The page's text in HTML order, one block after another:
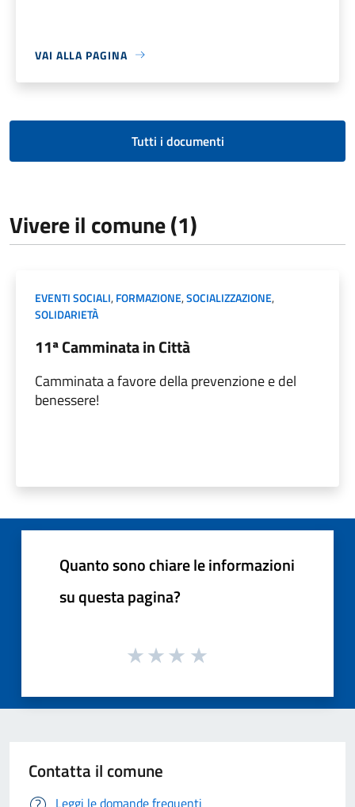
VAI ALLA PAGINA
Tutti i documenti
Vivere il comune (1)
EVENTI SOCIALI,FORMAZIONE,SOCIALIZZAZIONE,
SOLIDARIETÀ
11ª Camminata in Città
Camminata a favore della prevenzione e del
benessere!
Quanto sono chiare le informazioni
su questa pagina?
Contatta il comune
Leggi le domande frequenti